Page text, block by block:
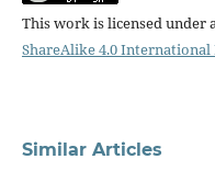
This work is licensed under
ShareAlike 4.0 International
Similar Articles